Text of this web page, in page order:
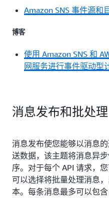
Amazon SNS 事件源和
博客
使用 Amazon SNS 和
网服务进行事件驱动型
消息发布和批处理
消息发布使您能够以消息
送数据，该主题将消息异
序。对于每个 API 请求，
可以选择将批量处理消息
本。每条消息最多可以包